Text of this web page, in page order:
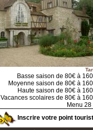
Basse saison de 80€ à
Moyenne saison de 80€ à
Haute saison de 80€ à
Vacances scolaires de 80€ à
Menu 28
Inscrire votre point